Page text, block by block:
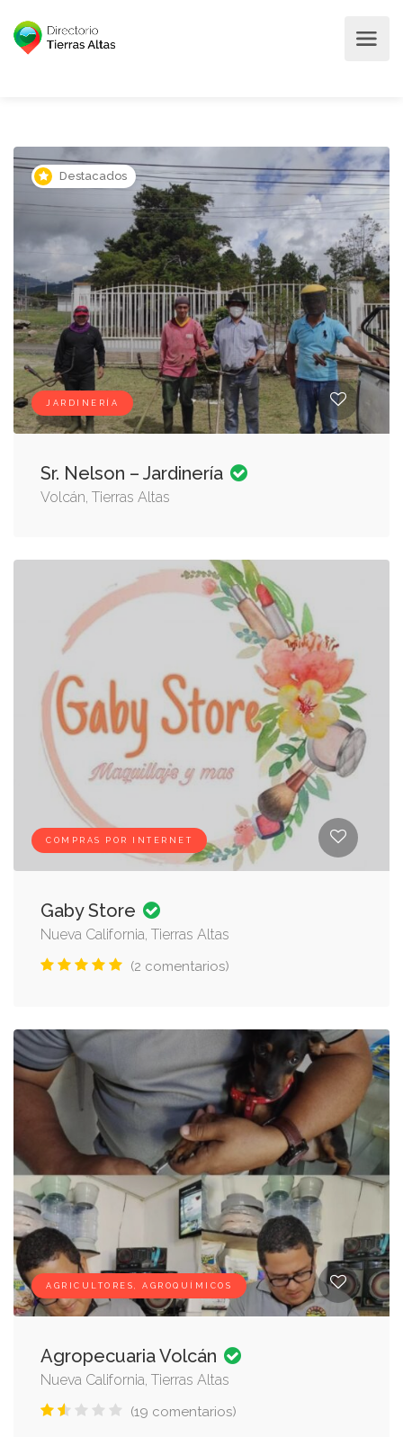
Destacados
JARDINERÍA
Sr. Nelson – Jardinería
Volcán, Tierras Altas
COMPRAS POR INTERNET
Gaby Store
Nueva California, Tierras Altas
(2 comentarios)
AGRICULTORES, AGROQUÍMICOS
Agropecuaria Volcán
Nueva California, Tierras Altas
(19 comentarios)